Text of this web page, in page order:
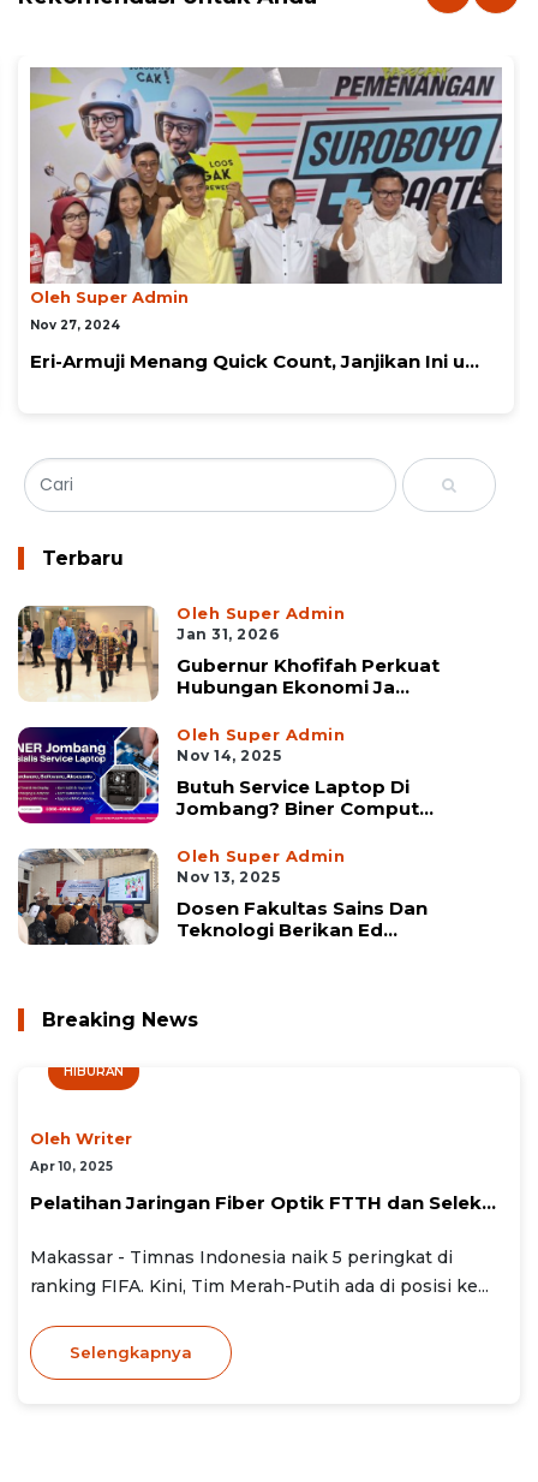
Oleh Super Admin
Nov 27, 2024
Eri-Armuji Menang Quick Count, Janjikan Ini u...
Terbaru
Oleh Super Admin
Jan 31, 2026
Gubernur Khofifah Perkuat
Hubungan Ekonomi Ja...
Oleh Super Admin
Nov 14, 2025
Butuh Service Laptop Di
Jombang? Biner Comput...
Oleh Super Admin
Nov 13, 2025
Dosen Fakultas Sains Dan
Teknologi Berikan Ed...
Breaking News
HIBURAN
Oleh Writer
Apr 10, 2025
Pelatihan Jaringan Fiber Optik FTTH dan Selek...
Makassar - Timnas Indonesia naik 5 peringkat di
ranking FIFA. Kini, Tim Merah-Putih ada di posisi ke...
Selengkapnya